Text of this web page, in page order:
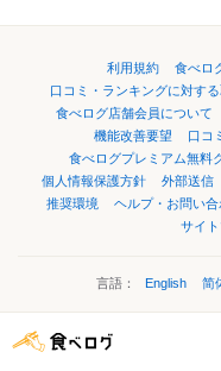
利用規約 食べロ
口コミ・ランキングに対す
食べログ店舗会員について
機能改善要望
口コ
食べログプレミアム無料
個人情報保護方針
外部送信
推奨環境
ヘルプ・お問い合
サイ
言語： English 简